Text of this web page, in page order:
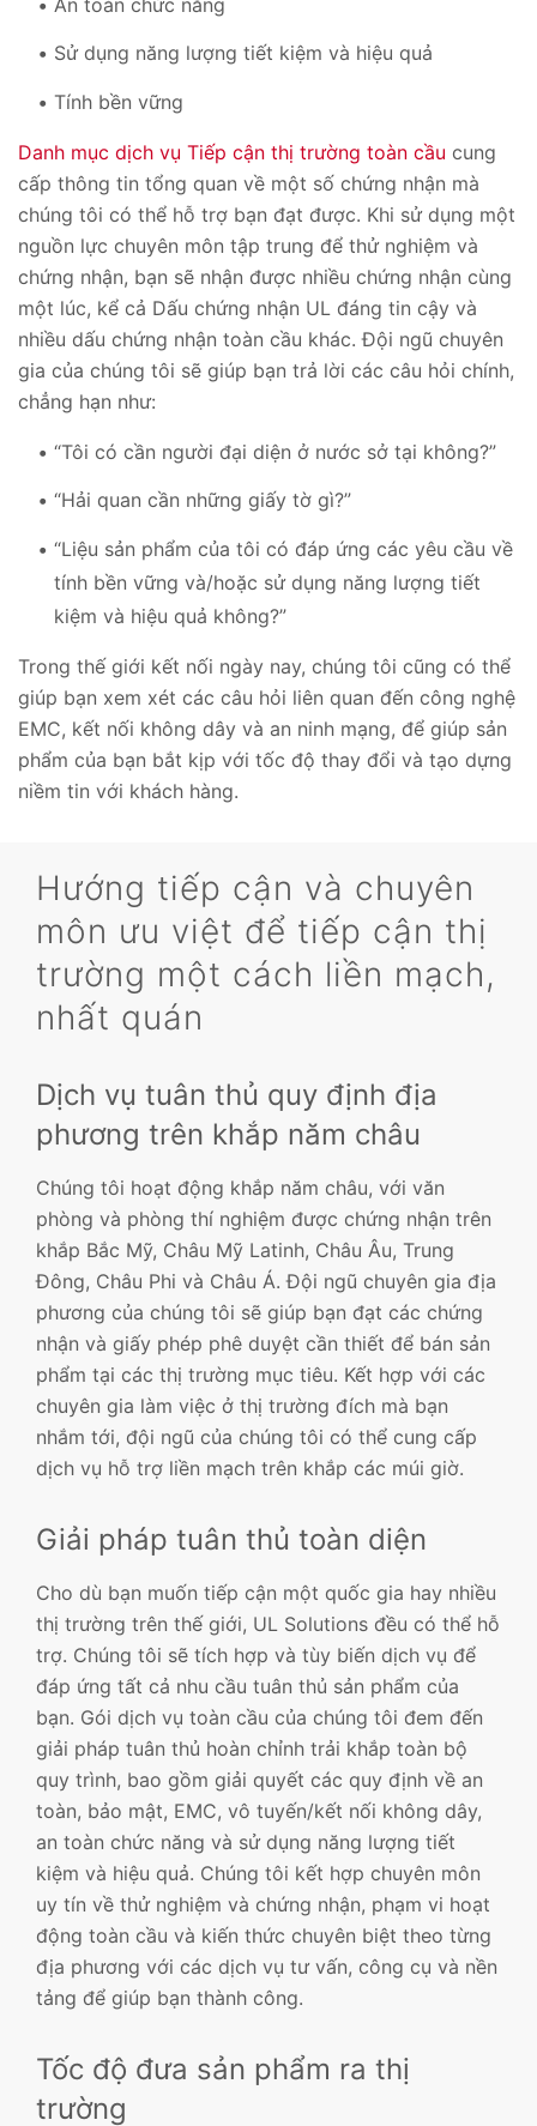
Sử dụng năng lượng tiết kiệm và hiệu quả
Tính bền vững
Danh mục dịch vụ Tiếp cận thị trường toàn cầu cung
cấp thông tin tổng quan về một số chứng nhận mà
chúng tôi có thể hỗ trợ bạn đạt được. Khi sử dụng một
nguồn lực chuyên môn tập trung để thử nghiệm và
chứng nhận, bạn sẽ nhận được nhiều chứng nhận cùng
một lúc, kể cả Dấu chứng nhận UL đáng tin cậy và
nhiều dấu chứng nhận toàn cầu khác. Đội ngũ chuyên
gia của chúng tôi sẽ giúp bạn trả lời các câu hỏi chính,
chẳng hạn như:
“Tôi có cần người đại diện ở nước sở tại không?”
“Hải quan cần những giấy tờ gì?”
“Liệu sản phẩm của tôi có đáp ứng các yêu cầu về
tính bền vững và/hoặc sử dụng năng lượng tiết
kiệm và hiệu quả không?”
Trong thế giới kết nối ngày nay, chúng tôi cũng có thể
giúp bạn xem xét các câu hỏi liên quan đến công nghệ
EMC, kết nối không dây và an ninh mạng, để giúp sản
phẩm của bạn bắt kịp với tốc độ thay đổi và tạo dựng
niềm tin với khách hàng.
Hướng tiếp cận và chuyên
môn ưu việt để tiếp cận thị
trường một cách liền mạch,
nhất quán
Dịch vụ tuân thủ quy định địa
phương trên khắp năm châu
Chúng tôi hoạt động khắp năm châu, với văn
phòng và phòng thí nghiệm được chứng nhận trên
khắp Bắc Mỹ, Châu Mỹ Latinh, Châu Âu, Trung
Đông, Châu Phi và Châu Á. Đội ngũ chuyên gia địa
phương của chúng tôi sẽ giúp bạn đạt các chứng
nhận và giấy phép phê duyệt cần thiết để bán sản
phẩm tại các thị trường mục tiêu. Kết hợp với các
chuyên gia làm việc ở thị trường đích mà bạn
nhắm tới, đội ngũ của chúng tôi có thể cung cấp
dịch vụ hỗ trợ liền mạch trên khắp các múi giờ.
Giải pháp tuân thủ toàn diện
Cho dù bạn muốn tiếp cận một quốc gia hay nhiều
thị trường trên thế giới, UL Solutions đều có thể hỗ
trợ. Chúng tôi sẽ tích hợp và tùy biến dịch vụ để
đáp ứng tất cả nhu cầu tuân thủ sản phẩm của
bạn. Gói dịch vụ toàn cầu của chúng tôi đem đến
giải pháp tuân thủ hoàn chỉnh trải khắp toàn bộ
quy trình, bao gồm giải quyết các quy định về an
toàn, bảo mật, EMC, vô tuyến/kết nối không dây,
an toàn chức năng và sử dụng năng lượng tiết
kiệm và hiệu quả. Chúng tôi kết hợp chuyên môn
uy tín về thử nghiệm và chứng nhận, phạm vi hoạt
động toàn cầu và kiến thức chuyên biệt theo từng
địa phương với các dịch vụ tư vấn, công cụ và nền
tảng để giúp bạn thành công.
Tốc độ đưa sản phẩm ra thị
trường